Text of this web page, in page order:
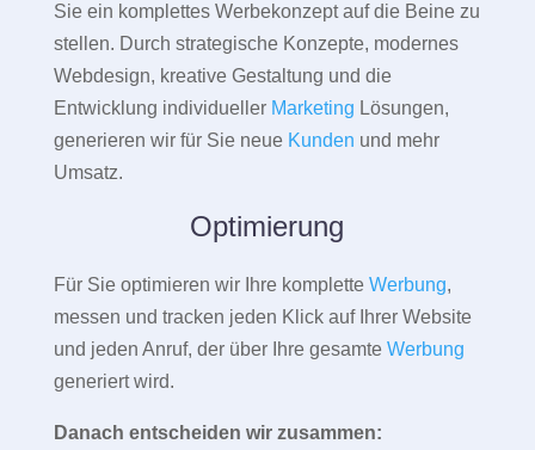
Sie ein komplettes Werbekonzept auf die Beine zu
stellen. Durch strategische Konzepte, modernes
Webdesign, kreative Gestaltung und die
Entwicklung individueller Marketing Lösungen,
generieren wir für Sie neue Kunden und mehr
Umsatz.
Optimierung
Für Sie optimieren wir Ihre komplette Werbung,
messen und tracken jeden Klick auf Ihrer Website
und jeden Anruf, der über Ihre gesamte Werbung
generiert wird.
Danach entscheiden wir zusammen: